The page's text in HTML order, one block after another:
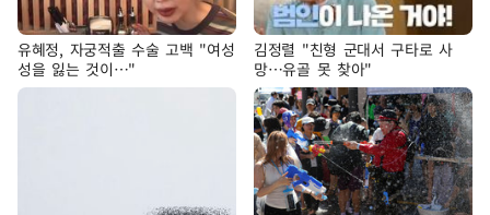
유혜정, 자궁적출 수술 고백 "여성
성을 잃는 것이…"
김정렬 "친형 군대서 구타로 사
망…유골 못 찾아"